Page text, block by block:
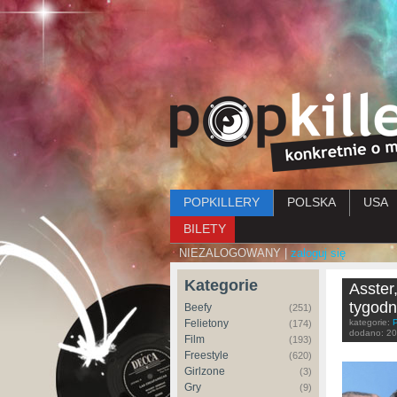
Menu główne
POPKILLERY POLSKA USA
BILETY
NIEZALOGOWANY | zaloguj się
Kategorie
Beefy (251)
Felietony (174)
Film (193)
Freestyle (620)
Girlzone (3)
Gry (9)
kategorie:
dodano: